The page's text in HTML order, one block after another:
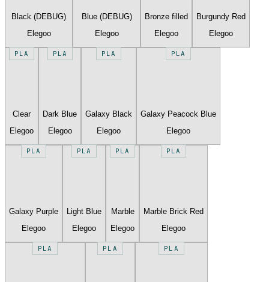
Black (DEBUG)
Elegoo
Blue (DEBUG)
Elegoo
Bronze filled
Elegoo
Burgundy Red
Elegoo
PLA
Clear
Elegoo
PLA
Dark Blue
Elegoo
PLA
Galaxy Black
Elegoo
PLA
Galaxy Peacock Blue
Elegoo
PLA
Galaxy Purple
Elegoo
PLA
Light Blue
Elegoo
PLA
Marble
Elegoo
PLA
Marble Brick Red
Elegoo
PLA PLA PLA